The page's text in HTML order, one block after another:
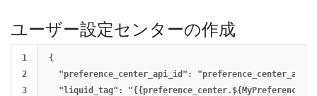
ユーザー設定センターの作成
1
2
3
{
"preference_center_api_id":
"liquid_tag":